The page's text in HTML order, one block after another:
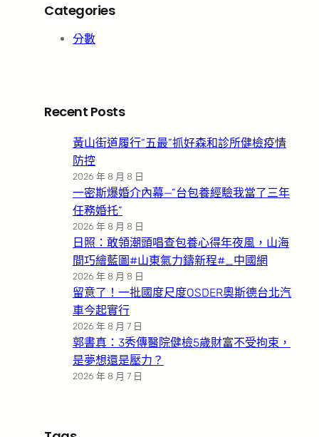
Categories
分數
Recent Posts
黃山街道履行“五最”抓好森和診所健檢疫情
防控
2026 年 8 月 8 日
一密斯爆婚介內幕—”台包養經驗我當了三年
任務婚托”
2026 年 8 月 8 日
日照：敢領潮頭唱查包養心得年夜風，山海
間巧繪藍圖#山東氣力鑄新程#_中國網
2026 年 8 月 8 日
留意了！一批國度尺度OSDER奧斯德台北汽
車今起實行
2026 年 8 月 7 日
郭書真：3秀傳醫院健檢5歲財富不受拘束，
是夢想還是壓力？
2026 年 8 月 7 日